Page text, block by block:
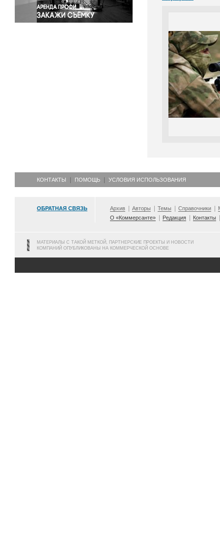
КОНТАКТЫ ПОМОЩЬ УСЛОВИЯ ИСПОЛЬЗОВАНИЯ
ОБРАТНАЯ СВЯЗЬ Архив Авторы Темы Справочники
О «Коммерсанте»
Редакция Контакты
МАТЕРИАЛЫ С ТАКОЙ МЕТКОЙ, ПАРТНЕРСКИЕ ПРОЕКТЫ И НОВОСТИ
КОМПАНИЙ ОПУБЛИКОВАНЫ НА КОММЕРЧЕСКОЙ ОСНОВЕ